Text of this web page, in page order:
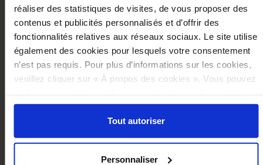
réaliser des statistiques de visites, de vous proposer des
contenus et publicités personnalisés et d’offrir des
fonctionnalités relatives aux réseaux sociaux. Le site utilise
également des cookies pour lesquels votre consentement
n’est pas requis. Pour plus d’informations sur les cookies,
veuillez cliquer sur « À propos des cookies ». Vous pouvez
selon les finalités via l'onglet « Détails ». À tout moment,
vous pouvez modifier votre choix en cliquant sur le lien
« Cookies » en bas des pages du site.
Tout autoriser
Personnaliser
NOUS VOUS